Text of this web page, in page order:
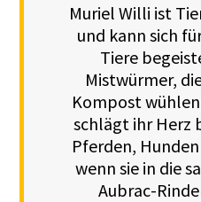
Muriel Willi ist
und kann sich
Tiere
Mistwürmer,
Kompost
schlägt ihr Herz
Pferden,
wenn sie in die
Aubrac-